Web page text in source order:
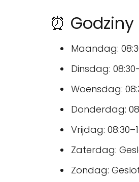
⏰
Maandag:
Dinsdag:
Woensdag:
Donderdag:
Vrijdag:
Zaterdag:
Zondag: